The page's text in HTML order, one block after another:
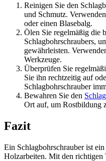
Reinigen Sie den
und Schmutz.
oder einen Blasebalg.
Ölen Sie regelmäßig die
Schlagbohrschraubers,
gewährleisten.
Werkzeuge.
Überprüfen Sie
Sie ihn rechtzeitig auf
Schlagbohrschrauber
Bewahren Sie den
Ort auf, um Rostbildung
Fazit
Ein Schlagbohrschrauber ist
Holzarbeiten. Mit den richtigen